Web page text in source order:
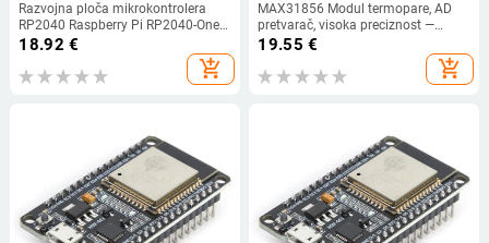
Razvojna ploča mikrokontrolera
RP2040 Raspberry Pi RP2040-One
dvostruki procesor Python/C
18.92 €
add_shopping_cart
MAX31856 Modul termopare, AD
pretvarač, visoka preciznost —
univerzalna MCU razvojna ploča
19.55 €
add_shopping_cart